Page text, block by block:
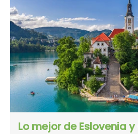
Lo mejor de Eslovenia